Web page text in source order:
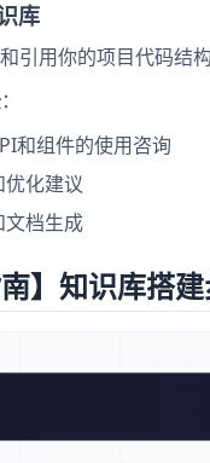
库
引用你的项目代码结
：
和组件的使用咨询
化建议
文档生成
南】知识库搭